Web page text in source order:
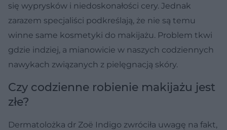
się wyprysków i niedoskonałości cery. Jednak
zarazem specjaliści podkreślają, że nie są temu
winne same kosmetyki do makijażu. Problem tkwi
gdzie indziej, a mianowicie w naszych codziennych
nawykach związanych z pielęgnacją skóry.
Czy codzienne robienie makijażu jest
złe?
Dermatolożka dr Zoë Indigo zwróciła uwagę na fakt,